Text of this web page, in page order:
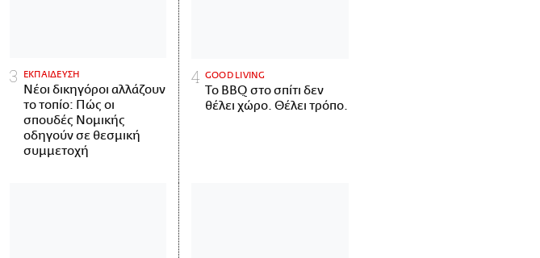
ΕΚΠΑΙΔΕΥΣΗ
Νέοι δικηγόροι αλλάζουν
το τοπίο: Πώς οι
σπουδές Νομικής
οδηγούν σε θεσμική
συμμετοχή
GOOD LIVING
Το BBQ στο σπίτι δεν
θέλει χώρο. Θέλει τρόπο.